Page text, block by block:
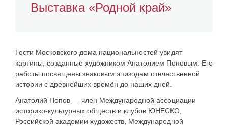
Выставка «Родной край»
Гости Московского дома национальностей увидят
картины, созданные художником Анатолием Поповым. Его
работы посвящены знаковым эпизодам отечественной
истории с древнейших времён до наших дней.
Анатолий Попов — член Международной ассоциации
историко-культурных обществ и клубов ЮНЕСКО,
Российской академии художеств, Международной